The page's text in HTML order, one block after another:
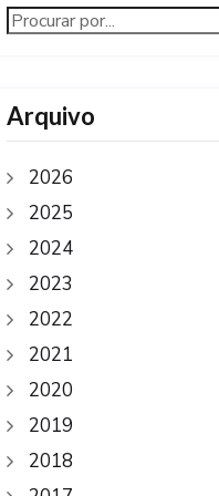
Arquivo
2026
2025
2024
2023
2022
2021
2020
2019
2018